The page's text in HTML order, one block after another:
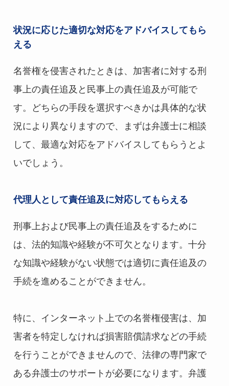
状況に応じた適切な対応をアドバイスしてもら
える
名誉権を侵害されたときは、加害者に対する刑
事上の責任追及と民事上の責任追及が可能で
す。どちらの手段を選択すべきかは具体的な状
況により異なりますので、まずは弁護士に相談
して、最適な対応をアドバイスしてもらうとよ
いでしょう。
代理人として責任追及に対応してもらえる
刑事上および民事上の責任追及をするために
は、法的知識や経験が不可欠となります。十分
な知識や経験がない状態では適切に責任追及の
手続を進めることができません。
特に、インターネット上での名誉権侵害は、加
害者を特定しなければ損害賠償請求などの手続
を行うことができませんので、法律の専門家で
ある弁護士のサポートが必要になります。弁護